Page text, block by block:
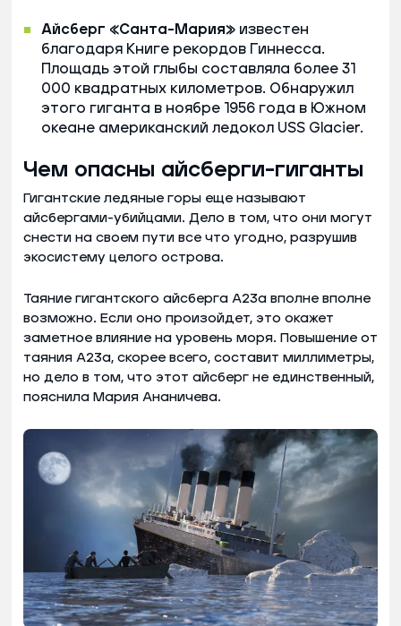
Айсберг «Санта-Мария» известен
благодаря Книге рекордов Гиннесса.
Площадь этой глыбы составляла более 31
000 квадратных километров. Обнаружил
этого гиганта в ноябре 1956 года в Южном
океане американский ледокол USS Glacier.
Чем опасны айсберги-гиганты
Гигантские ледяные горы еще называют
айсбергами-убийцами. Дело в том, что они могут
снести на своем пути все что угодно, разрушив
экосистему целого острова.
Таяние гигантского айсберга А23а вполне вполне
возможно. Если оно произойдет, это окажет
заметное влияние на уровень моря. Повышение от
таяния А23а, скорее всего, составит миллиметры,
но дело в том, что этот айсберг не единственный,
пояснила Мария Ананичева.